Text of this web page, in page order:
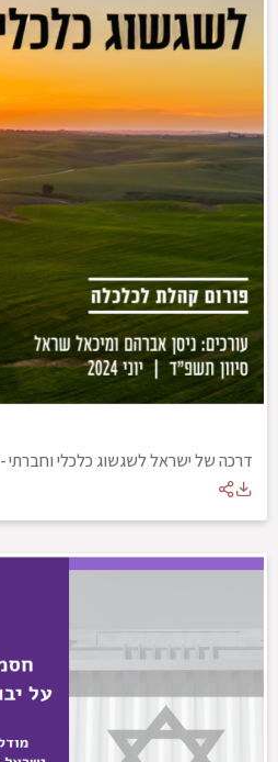
דרכה של ישראל לשגשוג כלכלי וחברתי-